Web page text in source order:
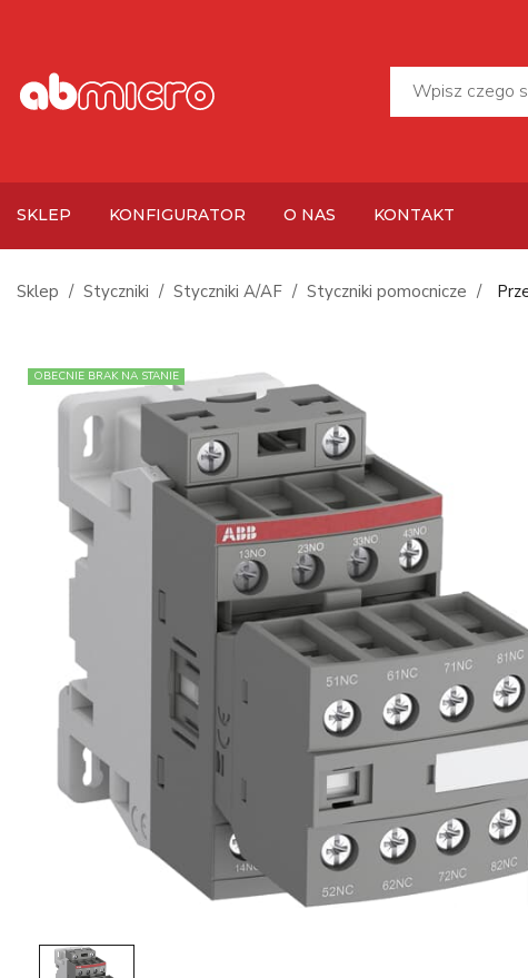
SKLEP KONFIGURATOR O NAS KONTAKT
Sklep Styczniki Styczniki A/AF Styczniki pomocnicze
OBECNIE BRAK NA STANIE